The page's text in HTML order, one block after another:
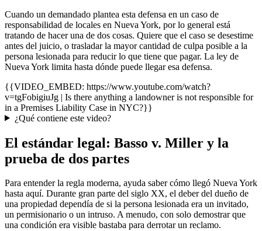
Cuando un demandado plantea esta defensa en un caso de
responsabilidad de locales en Nueva York, por lo general está
tratando de hacer una de dos cosas. Quiere que el caso se desestime
antes del juicio, o trasladar la mayor cantidad de culpa posible a la
persona lesionada para reducir lo que tiene que pagar. La ley de
Nueva York limita hasta dónde puede llegar esa defensa.
{{VIDEO_EMBED: https://www.youtube.com/watch?
v=tgFobigiuJg | Is there anything a landowner is not responsible for
in a Premises Liability Case in NYC?}}
¿Qué contiene este video?
El estándar legal: Basso v. Miller y la
prueba de dos partes
Para entender la regla moderna, ayuda saber cómo llegó Nueva York
hasta aquí. Durante gran parte del siglo XX, el deber del dueño de
una propiedad dependía de si la persona lesionada era un invitado,
un permisionario o un intruso. A menudo, con solo demostrar que
una condición era visible bastaba para derrotar un reclamo.